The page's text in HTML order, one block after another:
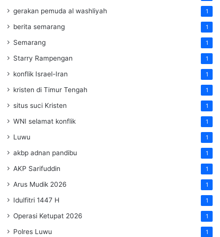
gerakan pemuda al washliyah 1
berita semarang 1
Semarang 1
Starry Rampengan 1
konflik Israel-Iran 1
kristen di Timur Tengah 1
situs suci Kristen 1
WNI selamat konflik 1
Luwu 1
akbp adnan pandibu 1
AKP Sarifuddin 1
Arus Mudik 2026 1
Idulfitri 1447 H 1
Operasi Ketupat 2026 1
Polres Luwu 1